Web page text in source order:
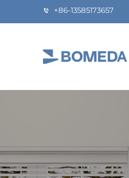
+86-13585173657